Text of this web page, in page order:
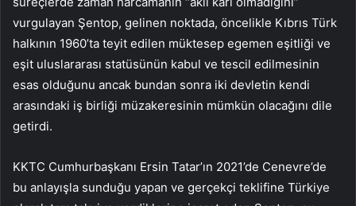
vurgulayan Şentop, gelinen noktada, öncelikle Kıbrıs Türk
halkının 1960’ta teyit edilen müktesep egemen eşitliği ve
eşit uluslararası statüsünün kabul ve tescil edilmesinin
esas olduğunu ancak bundan sonra iki devletin kendi
arasındaki iş birliği müzakeresinin mümkün olacağını dile
getirdi.
KKTC Cumhurbaşkanı Ersin Tatar’ın 2021’de Cenevre’de
bu anlayışla sunduğu yapan ve gerçekçi teklifine Türkiye